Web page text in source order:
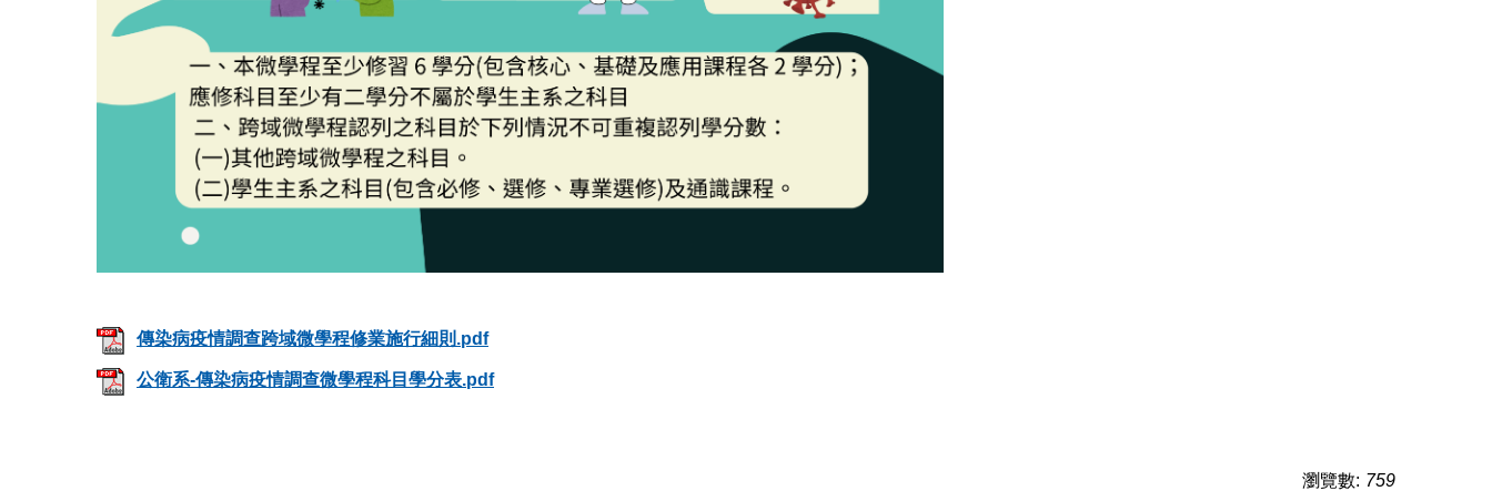
傳染病疫情調查跨域微學程修業施行細則.pdf
公衛系-傳染病疫情調查微學程科目學分表.pdf
瀏覽數: 759